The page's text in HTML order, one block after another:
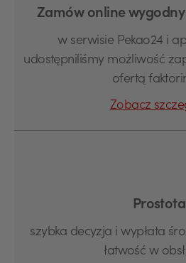
Zamów online
w serwisie Pekao24 i
udostępniliśmy możliwość
ofertą
Zobacz
Prostota
szybka decyzja i wypłata
łatwość w